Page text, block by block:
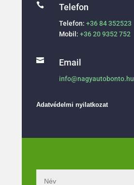
 Telefon
Telefon: +36 84 352523
Mobil: +36 20 9352 752
 Email
info@nagyautobonto.hu
Adatvédelmi nyilatkozat